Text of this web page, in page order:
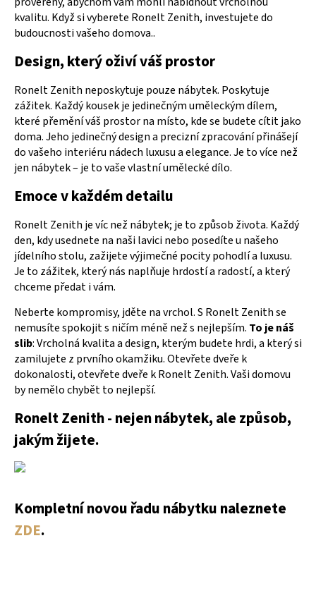
kvalitu. Když si vyberete Ronelt Zenith, investujete do
budoucnosti vašeho domova..
Design, který oživí váš prostor
Ronelt Zenith neposkytuje pouze nábytek. Poskytuje
zážitek. Každý kousek je jedinečným uměleckým dílem,
které přemění váš prostor na místo, kde se budete cítit jako
doma. Jeho jedinečný design a precizní zpracování přinášejí
do vašeho interiéru nádech luxusu a elegance. Je to více než
jen nábytek – je to vaše vlastní umělecké dílo.
Emoce v každém detailu
Ronelt Zenith je víc než nábytek; je to způsob života. Každý
den, kdy usednete na naši lavici nebo posedíte u našeho
jídelního stolu, zažijete výjimečné pocity pohodlí a luxusu.
Je to zážitek, který nás naplňuje hrdostí a radostí, a který
chceme předat i vám.
Neberte kompromisy, jděte na vrchol. S Ronelt Zenith se
nemusíte spokojit s ničím méně než s nejlepším. To je náš
slib: Vrcholná kvalita a design, kterým budete hrdi, a který si
zamilujete z prvního okamžiku. Otevřete dveře k
dokonalosti, otevřete dveře k Ronelt Zenith. Vaši domovu
by nemělo chybět to nejlepší.
Ronelt Zenith - nejen nábytek, ale způsob,
jakým žijete.
Kompletní novou řadu nábytku naleznete
ZDE.